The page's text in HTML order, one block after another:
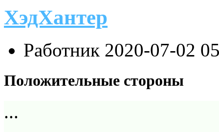
ХэдХантер
Работник 2020-07-02
Положительные стороны
...